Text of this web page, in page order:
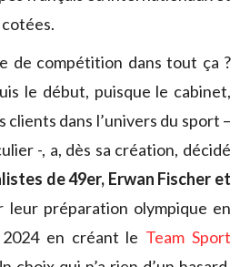
de compétition dans tout ça ?
le début, puisque le cabinet,
clients dans l’univers du sport –
-, a, dès sa création, décidé
de 49er, Erwan Fischer et
leur préparation olympique en
en créant le Team Sport